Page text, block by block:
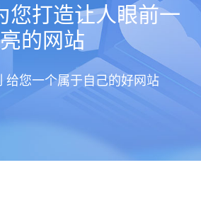
您打造让人眼前一
亮的网站
给您一个属于自己的好网站